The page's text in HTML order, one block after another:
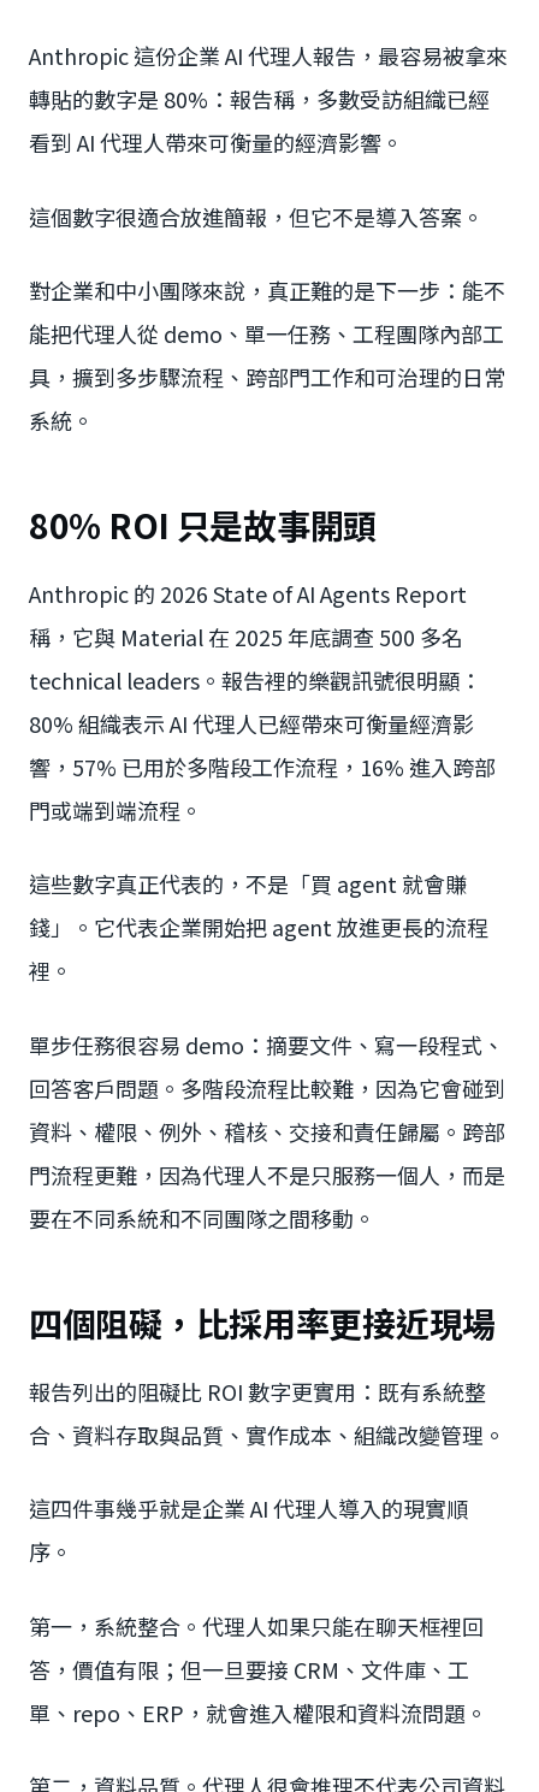
Anthropic 這份企業 AI 代理人報告，最容易被拿來
轉貼的數字是 80%：報告稱，多數受訪組織已經
看到 AI 代理人帶來可衡量的經濟影響。
這個數字很適合放進簡報，但它不是導入答案。
對企業和中小團隊來說，真正難的是下一步：能不
能把代理人從 demo、單一任務、工程團隊內部工
具，擴到多步驟流程、跨部門工作和可治理的日常
系統。
80% ROI 只是故事開頭
Anthropic 的 2026 State of AI Agents Report
稱，它與 Material 在 2025 年底調查 500 多名
technical leaders。報告裡的樂觀訊號很明顯：
80% 組織表示 AI 代理人已經帶來可衡量經濟影
響，57% 已用於多階段工作流程，16% 進入跨部
門或端到端流程。
這些數字真正代表的，不是「買 agent 就會賺
錢」。它代表企業開始把 agent 放進更長的流程
裡。
單步任務很容易 demo：摘要文件、寫一段程式、
回答客戶問題。多階段流程比較難，因為它會碰到
資料、權限、例外、稽核、交接和責任歸屬。跨部
門流程更難，因為代理人不是只服務一個人，而是
要在不同系統和不同團隊之間移動。
四個阻礙，比採用率更接近現場
報告列出的阻礙比 ROI 數字更實用：既有系統整
合、資料存取與品質、實作成本、組織改變管理。
這四件事幾乎就是企業 AI 代理人導入的現實順
序。
第一，系統整合。代理人如果只能在聊天框裡回
答，價值有限；但一旦要接 CRM、文件庫、工
單、repo、ERP，就會進入權限和資料流問題。